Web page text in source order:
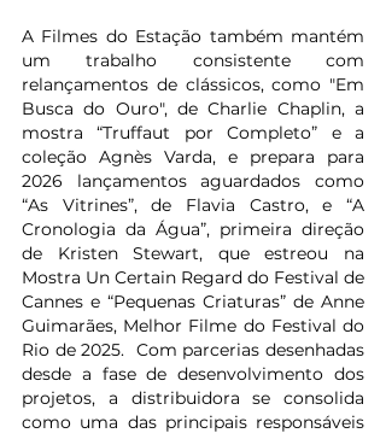
A Filmes do Estação também mantém
um trabalho consistente com
relançamentos de clássicos, como "Em
Busca do Ouro", de Charlie Chaplin, a
mostra “Truffaut por Completo” e a
coleção Agnès Varda, e prepara para
2026 lançamentos aguardados como
“As Vitrines”, de Flavia Castro, e “A
Cronologia da Água”, primeira direção
de Kristen Stewart, que estreou na
Mostra Un Certain Regard do Festival de
Cannes e “Pequenas Criaturas” de Anne
Guimarães, Melhor Filme do Festival do
Rio de 2025.  Com parcerias desenhadas
desde a fase de desenvolvimento dos
projetos, a distribuidora se consolida
como uma das principais responsáveis